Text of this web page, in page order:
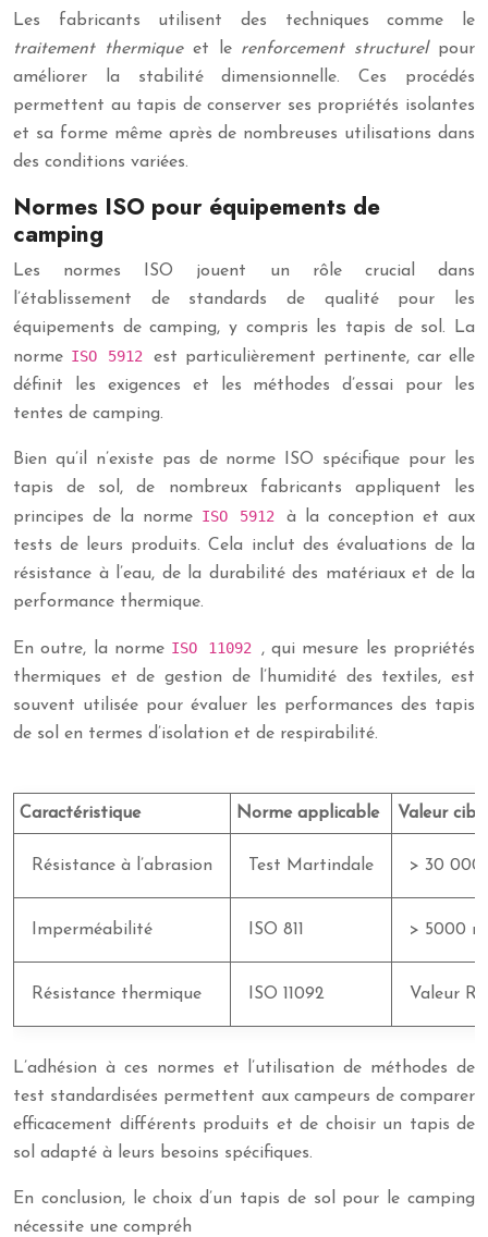
Les fabricants utilisent des techniques comme le
traitement thermique et le renforcement structurel pour
améliorer la stabilité dimensionnelle. Ces procédés
permettent au tapis de conserver ses propriétés isolantes
et sa forme même après de nombreuses utilisations dans
des conditions variées.
Normes ISO pour équipements de
camping
Les normes ISO jouent un rôle crucial dans
l’établissement de standards de qualité pour les
équipements de camping, y compris les tapis de sol. La
norme ISO 5912 est particulièrement pertinente, car elle
définit les exigences et les méthodes d’essai pour les
tentes de camping.
Bien qu’il n’existe pas de norme ISO spécifique pour les
tapis de sol, de nombreux fabricants appliquent les
principes de la norme ISO 5912 à la conception et aux
tests de leurs produits. Cela inclut des évaluations de la
résistance à l’eau, de la durabilité des matériaux et de la
performance thermique.
En outre, la norme ISO 11092 , qui mesure les propriétés
thermiques et de gestion de l’humidité des textiles, est
souvent utilisée pour évaluer les performances des tapis
de sol en termes d’isolation et de respirabilité.
Caractéristique Norme applicable Valeur cible
Résistance à l’abrasion Test Martindale > 30 000
Imperméabilité ISO 811 > 5000
Résistance thermique ISO 11092 Valeur R
L’adhésion à ces normes et l’utilisation de méthodes de
test standardisées permettent aux campeurs de comparer
efficacement différents produits et de choisir un tapis de
sol adapté à leurs besoins spécifiques.
En conclusion, le choix d’un tapis de sol pour le camping
nécessite une compréh